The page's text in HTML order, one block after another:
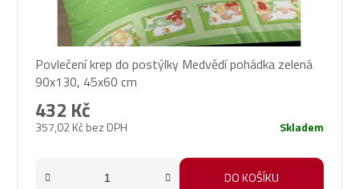
Povlečení krep do postýlky Medvědí pohádka zelená
90x130, 45x60 cm
357,02 Kč bez DPH
432 Kč
Skladem
DO KOŠÍKU